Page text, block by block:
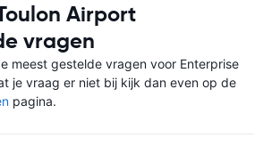
Airport
vragen
meest gestelde vragen voor Enterprise
je vraag er niet bij kijk dan even op de
pagina.